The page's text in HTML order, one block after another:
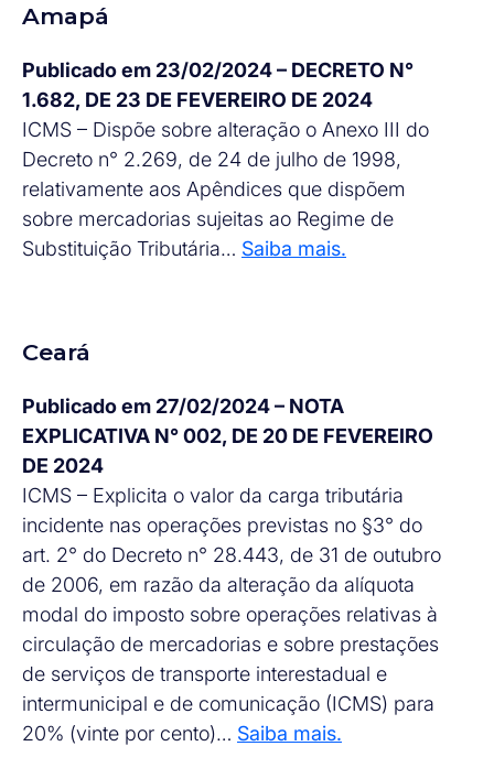
Amapá
Publicado em 23/02/2024 – DECRETO N°
1.682, DE 23 DE FEVEREIRO DE 2024
ICMS – Dispõe sobre alteração o Anexo III do
Decreto n° 2.269, de 24 de julho de 1998,
relativamente aos Apêndices que dispõem
sobre mercadorias sujeitas ao Regime de
Substituição Tributária… Saiba mais.
Ceará
Publicado em 27/02/2024 – NOTA
EXPLICATIVA N° 002, DE 20 DE FEVEREIRO
DE 2024
ICMS – Explicita o valor da carga tributária
incidente nas operações previstas no §3° do
art. 2° do Decreto n° 28.443, de 31 de outubro
de 2006, em razão da alteração da alíquota
modal do imposto sobre operações relativas à
circulação de mercadorias e sobre prestações
de serviços de transporte interestadual e
intermunicipal e de comunicação (ICMS) para
20% (vinte por cento)… Saiba mais.